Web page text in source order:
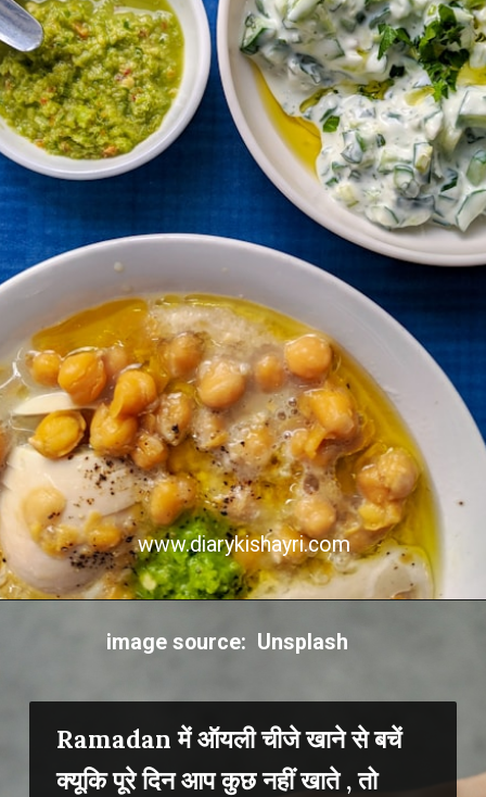
www.diarykishayri.com
Opening
Ramadan में ऑयली चीजे खाने से बचें
क्यूकि पूरे दिन आप कुछ नहीं खाते , तो
image source: Unsplash